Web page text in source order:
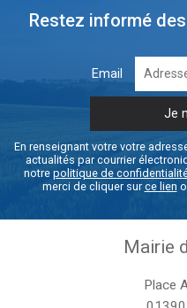
Restez informé
Email
En renseignant votre votre
actualités par courrier
notre politique de
merci de cliquer surce lien
Mairie
Place